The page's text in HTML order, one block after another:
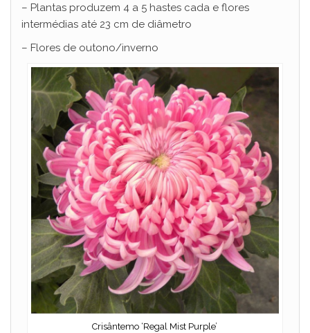
– Plantas produzem 4 a 5 hastes cada e flores
intermédias até 23 cm de diâmetro
– Flores de outono/inverno
Crisântemo ‘Regal Mist Purple’